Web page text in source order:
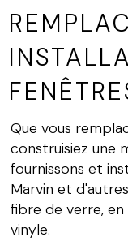
Que vous
construisiez une
fournissons et
Marvin et
fibre de verre,
vinyle.